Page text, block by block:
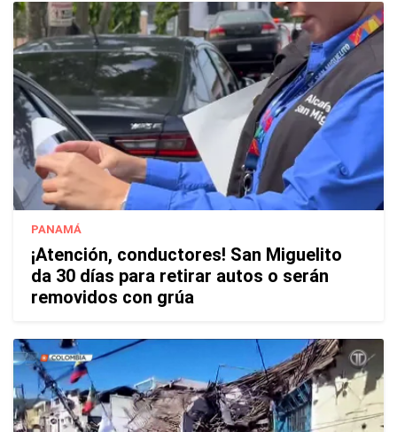
PANAMÁ
¡Atención, conductores! San Miguelito
da 30 días para retirar autos o serán
removidos con grúa